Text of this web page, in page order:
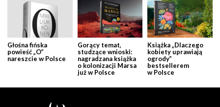
Głośna fińska
powieść „O”
nareszcie w Polsce
Gorący temat,
studzące wnioski:
nagradzana książka
o kolonizacji Marsa
już w Polsce
Książka „Dlaczego
kobiety uprawiają
ogrody”
bestsellerem
w Polsce